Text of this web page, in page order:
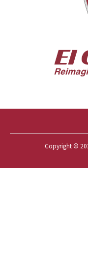
56 CHEVY BEL-AIR
56 CHEVY BEL-AIR
57 CHEVY BEL-AIR
57 CHEVY NOMAD
59 CADILLAC
59 CHEVYCopyright ©